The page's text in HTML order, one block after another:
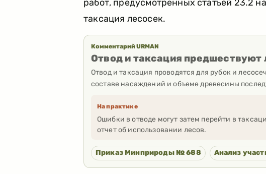
работ, предусмотренных статьей 23.2
таксация лесосек.
Комментарий URMAN
Отвод и таксация
Отвод и таксация проводятся для рубок и
составе насаждений и объеме древесины
На практике
Ошибки в отводе могут затем перейти в
отчет об использовании лесов.
Приказ Минприроды № 688 Анализ